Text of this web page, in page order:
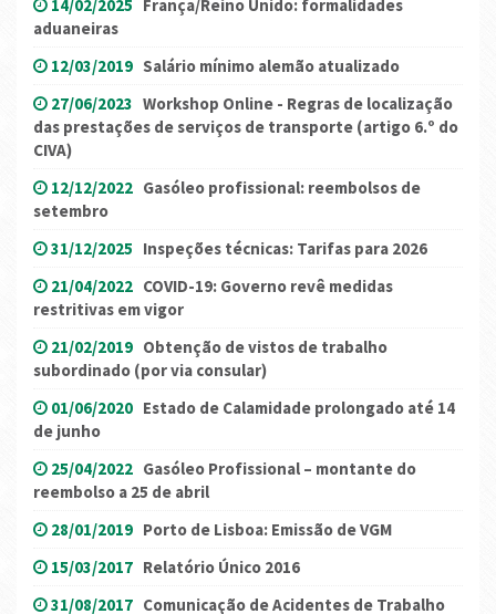
14/02/2025 França/Reino Unido: formalidades
aduaneiras
12/03/2019 Salário mínimo alemão atualizado
27/06/2023 Workshop Online - Regras de localização
das prestações de serviços de transporte (artigo 6.º do
CIVA)
12/12/2022 Gasóleo profissional: reembolsos de
setembro
31/12/2025 Inspeções técnicas: Tarifas para 2026
21/04/2022 COVID-19: Governo revê medidas
restritivas em vigor
21/02/2019 Obtenção de vistos de trabalho
subordinado (por via consular)
01/06/2020 Estado de Calamidade prolongado até 14
de junho
25/04/2022 Gasóleo Profissional – montante do
reembolso a 25 de abril
28/01/2019 Porto de Lisboa: Emissão de VGM
15/03/2017 Relatório Único 2016
31/08/2017 Comunicação de Acidentes de Trabalho